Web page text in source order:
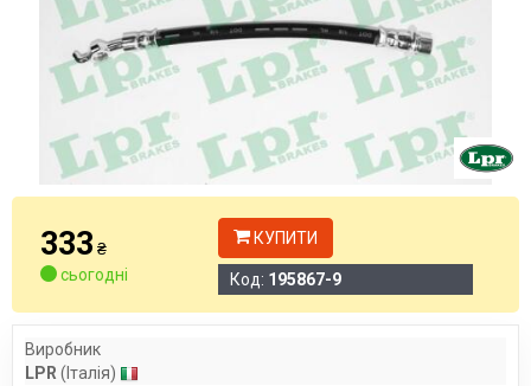
333 ₴
сьогодні
КУПИТИ
Код: 195867-9
Виробник
LPR (Італія)